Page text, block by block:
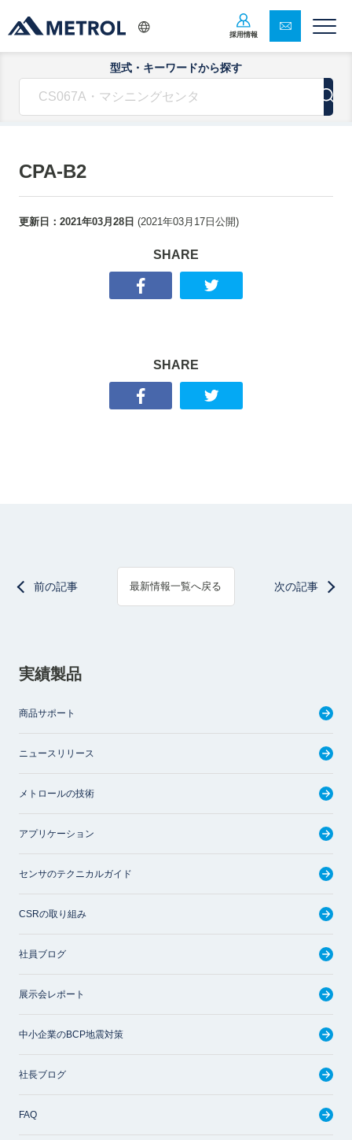
採用情報
型式・キーワードから探す
CPA-B2
更新日： 2021年03月28日 (2021年03月17日 公開)
SHARE
SHARE
前の記事 最新情報一覧へ戻る 次の記事
実績製品
商品サポート
ニュースリリース
メトロールの技術
アプリケーション
センサのテクニカルガイド
CSRの取り組み
社員ブログ
展示会レポート
中小企業のBCP地震対策
社長ブログ
FAQ